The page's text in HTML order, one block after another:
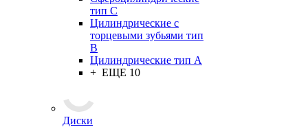
тип C
Цилиндрические с
торцевыми зубьями тип
B
Цилиндрические тип А
+ ЕЩЕ 10
Диски